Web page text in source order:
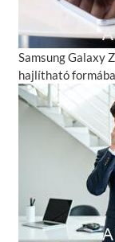
Samsung Galaxy
hajlítható